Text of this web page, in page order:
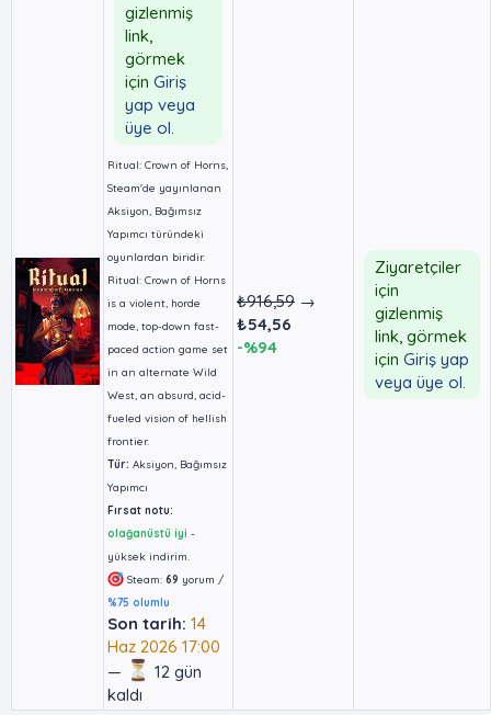
gizlenmiş
link,
görmek
için Giriş
yap veya
üye ol.
Ritual: Crown of Horns,
Steam'de yayınlanan
Aksiyon, Bağımsız
Yapımcı türündeki
oyunlardan biridir.
Ritual: Crown of Horns
is a violent, horde
mode, top-down fast-
paced action game set
in an alternate Wild
West, an absurd, acid-
fueled vision of hellish
frontier.
Tür: Aksiyon, Bağımsız
Yapımcı
Fırsat notu:
olağanüstü iyi -
yüksek indirim.
Steam: 69 yorum /
%75 olumlu
Son tarih: 14
Haz 2026 17:00
—
12 gün
kaldı
₺916,59 →
₺54,56
-%94
Ziyaretçiler
için
gizlenmiş
link, görmek
için Giriş yap
veya üye ol.